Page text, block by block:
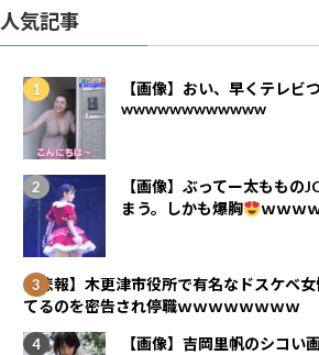
人気記事
【画像】おい、早くテレビ
wwwwwwwwwwww
【画像】ぶってー太ももの
まう。しかも爆胸
ｗｗｗ
【悲報】木更津市役所で有名なドスケベ
てるのを密告され停職ｗｗｗｗｗｗｗｗ
【画像】吉岡里帆のシコ